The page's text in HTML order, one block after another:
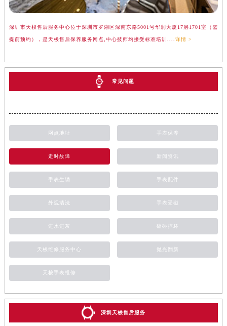
深圳市天梭售后服务中心位于深圳市罗湖区深南东路5001号华润大厦17层1701室（需
提前预约），是天梭售后保养服务网点,中心技师均接受标准培训.... 详情 >
常见问题
网点地址 手表保养
走时故障 新闻资讯
手表生锈 手表配件
外观清洗 手表受磁
进水进灰 磕碰摔坏
天梭维修服务中心 抛光翻新
天梭手表维修
深圳天梭售后服务